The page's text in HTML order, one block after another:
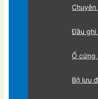
Đầu ghi
Ổ cứng
Bộ lưu